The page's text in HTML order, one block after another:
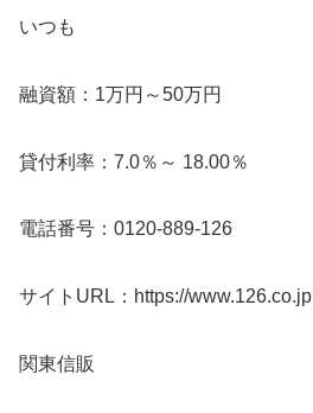
いつも
融資額：1万円～50万円
貸付利率：7.0％～ 18.00％
電話番号：0120-889-126
サイトURL：https://www.126.co.jp
関東信販